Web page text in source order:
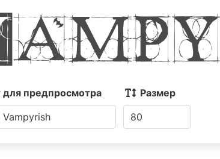
для предпросмотра Размер